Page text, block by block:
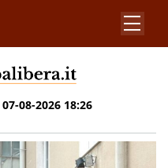
07-08-2026 18:26